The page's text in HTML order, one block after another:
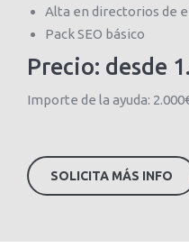
Alta en directorios de
Pack SEO básico
Precio: desde
Importe de la ayuda:
SOLICITA MÁS INFO